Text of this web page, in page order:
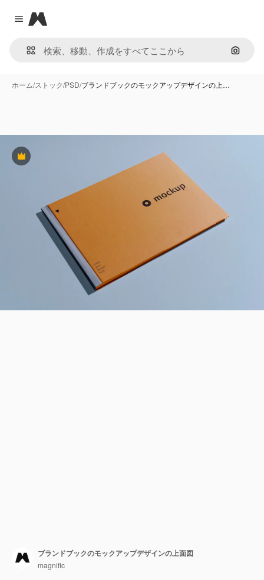
Close menu
Magnific
画像で
ホーム/ストック/PSD/ブランドブックのモックアップデザインの上…
Premium
ブランドブックのモックアップデザインの上面図
magnific